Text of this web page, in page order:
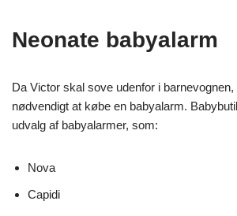
Neonate babyalarm
Da Victor skal sove udenfor i
nødvendigt at købe en babyalarm.
udvalg af babyalarmer, som:
Nova
Capidi